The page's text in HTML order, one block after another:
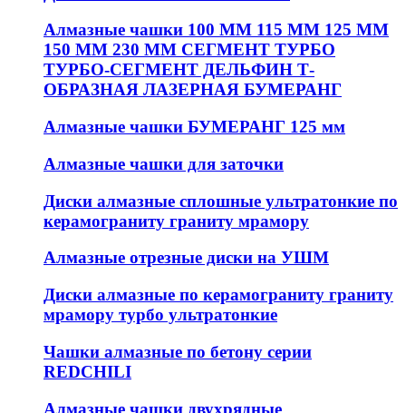
Алмазные чашки 100 ММ 115 ММ 125 ММ
150 ММ 230 ММ СЕГМЕНТ ТУРБО
ТУРБО-СЕГМЕНТ ДЕЛЬФИН Т-
ОБРАЗНАЯ ЛАЗЕРНАЯ БУМЕРАНГ
Алмазные чашки БУМЕРАНГ 125 мм
Алмазные чашки для заточки
Диски алмазные сплошные ультратонкие по
керамограниту граниту мрамору
Алмазные отрезные диски на УШМ
Диски алмазные по керамограниту граниту
мрамору турбо ультратонкие
Чашки алмазные по бетону серии
REDCHILI
Алмазные чашки двухрядные